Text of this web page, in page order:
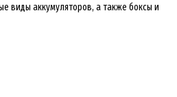
виды аккумуляторов, а также боксы и